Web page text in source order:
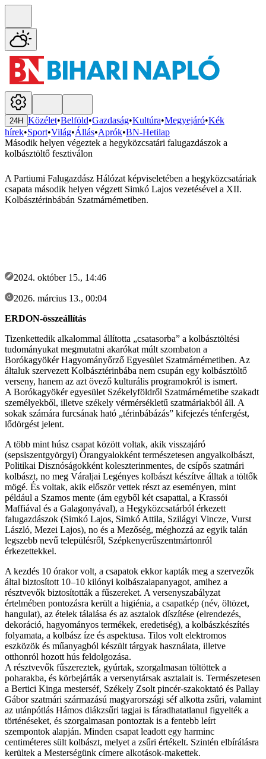
24H Közélet•Belföld•Gazdaság•Kultúra•Megyejáró•Kék
hírek•Sport•Világ•Állás•Aprók•BN-Hetilap
Második helyen végeztek a hegyközcsatári falugazdászok a
kolbásztöltő fesztiválon
A Partiumi Falugazdász Hálózat képviseletében a hegyközcsatáriak
csapata második helyen végzett Simkó Lajos vezetésével a XII.
Kolbásztérinbábán Szatmárnémetiben.
2024. október 15., 14:46
2026. március 13., 00:04
ERDON-összeállítás
Tizenkettedik alkalommal állította „csatasorba” a kolbásztöltési
tudományukat megmutatni akarókat múlt szombaton a
Borókagyökér Hagyományőrző Egyesület Szatmárnémetiben. Az
általuk szervezett Kolbásztérinbába nem csupán egy kolbásztöltő
verseny, hanem az azt övező kulturális programokról is ismert.
A Borókagyökér egyesület Székelyföldről Szatmárnémetibe szakadt
személyekből, illetve székely vérmérsékletű szatmáriakból áll. A
sokak számára furcsának ható „térinbábázás” kifejezés ténfergést,
lődörgést jelent.
A több mint húsz csapat között voltak, akik visszajáró
(sepsiszentgyörgyi) Őrangyalokként természetesen angyalkolbászt,
Politikai Disznóságokként koleszterinmentes, de csípős szatmári
kolbászt, no meg Váraljai Legényes kolbászt készítve álltak a töltők
mögé. És voltak, akik először vettek részt az eseményen, mint
például a Szamos mente (ám egyből két csapattal, a Krassói
Maffiával és a Galagonyával), a Hegyközcsatárból érkezett
falugazdászok (Simkó Lajos, Simkó Attila, Szilágyi Vincze, Vurst
László, Mezei Lajos), no és a Mezőség, méghozzá az egyik talán
legszebb nevű településről, Szépkenyerűszentmártonról
érkezettekkel.
A kezdés 10 órakor volt, a csapatok ekkor kapták meg a szervezők
által biztosított 10–10 kilónyi kolbászalapanyagot, amihez a
résztvevők biztosították a fűszereket. A versenyszabályzat
értelmében pontozásra került a higiénia, a csapatkép (név, öltözet,
hangulat), az ételek tálalása és az asztalok díszítése (elrendezés,
dekoráció, hagyományos termékek, eredetiség), a kolbászkészítés
folyamata, a kolbász íze és aspektusa. Tilos volt elektromos
eszközök és műanyagból készült tárgyak használata, illetve
otthonról hozott hús feldolgozása.
A résztvevők fűszereztek, gyúrtak, szorgalmasan töltöttek a
poharakba, és körbejárták a versenytársak asztalait is. Természetesen
a Bertici Kinga mesterséf, Székely Zsolt pincér-szakoktató és Pallay
Gábor szatmári származású magyarországi séf alkotta zsűri, valamint
az utánpótlás Hámos diákzsűri tagjai is fáradhatatlanul figyelték a
történéseket, és szorgalmasan pontoztak is a fentebb leírt
szempontok alapján. Minden csapat leadott egy harminc
centiméteres sült kolbászt, melyet a zsűri értékelt. Szintén elbírálásra
kerültek a Mesterségünk címere alkotások-makettek.